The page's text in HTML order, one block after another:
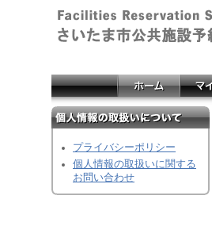
プライバシーポリシー
個人情報の取扱いに関する
お問い合わせ